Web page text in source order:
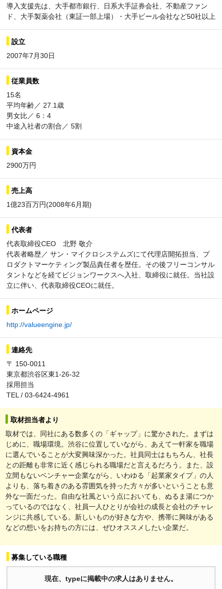
導入支援先は、大手都市銀行、日系大手証券会社、不動産ファン
ド、大手製薬会社（東証一部上場）・大手ビール会社など50社以上
設立
2007年7月30日
従業員数
15名
平均年齢／ 27.1歳
男女比／ 6：4
中途入社者の割合／ 5割
資本金
2900万円
売上高
1億23百万円(2008年6月期)
代表者
代表取締役CEO 北野 敬介
代表者略歴／ サン・マイクロシステムズにて代理店開拓担当、プ
ロダクトマーケティング製品責任者を歴任。その後フリーコンサル
タントなどを経てビジョンワークスへ入社、取締役に就任。当社設
立に伴い、代表取締役CEOに就任。
ホームページ
http://valueengine.jp/
連絡先
〒 150-0011
東京都渋谷区東1-26-32
採用担当
TEL / 03-6424-4961
取材担当者より
取材では、同社にある数多くの「ギャップ」に驚かされた。まずは
じめに、職場環境。渋谷に位置していながら、あえて一軒家を職場
に選んでいることが大変興味深かった。社員同士はもちろん、社長
との距離も非常に近く感じられる職場だと言えるだろう。また、設
立間もないベンチャー企業ながら、いわゆる「起業家タイプ」の人
よりも、落ち着きのある雰囲気を持った方々が多いということも意
外な一面だった。自由な社風という点においても、ぬるま湯につか
っているのではなく、社員一人ひとりが会社の成長と会社のチャレ
ンジに共感している。新しいものが好きな方や、携帯に興味がある
などの想いをお持ちの方には、ぜひオススメしたい企業だ。
募集している職種
現在、typeに掲載中の求人はありません。